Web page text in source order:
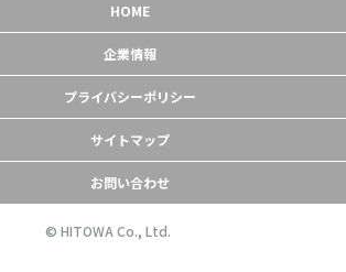
HOME
企業情報
プライバシーポリシー
サイトマップ
お問い合わせ
© HITOWA Co., Ltd.